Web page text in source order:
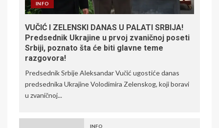
INFO
VUČIĆ I ZELENSKI DANAS U PALATI SRBIJA!
Predsednik Ukrajine u prvoj zvaničnoj poseti
Srbiji, poznato šta će biti glavne teme
razgovora!
Predsednik Srbije Aleksandar Vučić ugostiće danas
predsednika Ukrajine Volodimira Zelenskog, koji boravi
u zvaničnoj...
INFO